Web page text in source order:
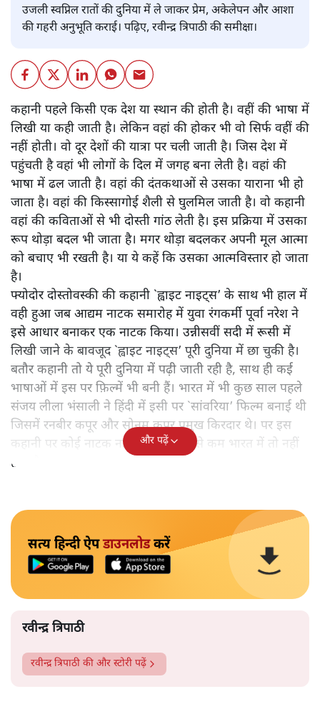
उजली स्वप्निल रातों की दुनिया में ले जाकर प्रेम, अकेलेपन और आशा
की गहरी अनुभूति कराई। पढ़िए, रवीन्द्र त्रिपाठी की समीक्षा।
कहानी पहले किसी एक देश या स्थान की होती है। वहीं की भाषा में
लिखी या कही जाती है। लेकिन वहां की होकर भी वो सिर्फ वहीं की
नहीं होती। वो दूर देशों की यात्रा पर चली जाती है। जिस देश में
पहुंचती है वहां भी लोगों के दिल में जगह बना लेती है। वहां की
भाषा में ढल जाती है। वहां की दंतकथाओं से उसका याराना भी हो
जाता है। वहां की किस्सागोई शैली से घुलमिल जाती है। वो कहानी
वहां की कविताओं से भी दोस्ती गांठ लेती है। इस प्रक्रिया में उसका
रूप थोड़ा बदल भी जाता है। मगर थोड़ा बदलकर अपनी मूल आत्मा
को बचाए भी रखती है। या ये कहें कि उसका आत्मविस्तार हो जाता
है।
फ्योदोर दोस्तोवस्की की कहानी `ह्वाइट नाइट्स’ के साथ भी हाल में
वही हुआ जब आद्यम नाटक समारोह में युवा रंगकर्मी पूर्वा नरेश ने
इसे आधार बनाकर एक नाटक किया। उन्नीसवीं सदी में रूसी में
लिखी जाने के बावजूद `ह्वाइट नाइट्स’ पूरी दुनिया में छा चुकी है।
बतौर कहानी तो ये पूरी दुनिया में पढ़ी जाती रही है, साथ ही कई
भाषाओं में इस पर फ़िल्में भी बनी हैं। भारत में भी कुछ साल पहले
संजय लीला भंसाली ने हिंदी में इसी पर `सांवरिया’ फिल्म बनाई थी
जिसमें रनबीर कपूर और सोनम कपूर प्रमुख किरदार थे। पर इस
कहानी पर कोई नाटक नहीं हुआ है। कम से कम भारत में तो नहीं
हुआ है।
और पढ़ें
सत्य हिन्दी ऐपडाउनलोडकरें
रवीन्द्र त्रिपाठी
रवीन्द्र त्रिपाठी की और स्टोरी पढ़ें